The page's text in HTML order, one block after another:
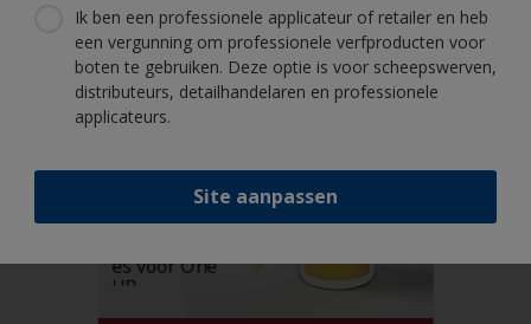
Ik ben een professionele applicateur of retailer en heb
een vergunning om professionele verfproducten voor
boten te gebruiken. Deze optie is voor scheepswerven,
distributeurs, detailhandelaren en professionele
applicateurs.
Site aanpassen